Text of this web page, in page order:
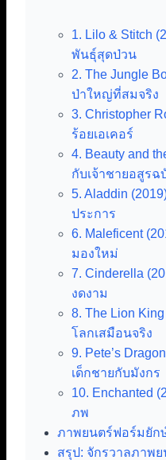
1. Lilo & Stitch
พันธุ์สุดป่วน
2. The Jungle
ป่าใหญ่ที่สมจริง
3. Christopher
ร้อยเอเคอร์
4. Beauty and
กับเจ้าชายอสูร
5. Aladdin
ประการ
6. Maleficent
มองใหม่
7. Cinderella
งดงาม
8. The Lion
โลกเสมือนจริง
9. Pete’s
เด็กชายกับมังกร
10. Enchanted
ภพ
ภาพยนตร์ฟอร์มยัก
สรุป: จักรวาลภาพ